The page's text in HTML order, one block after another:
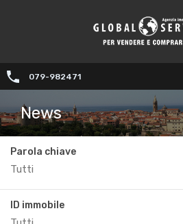
079-982471
News
Parola chiave
ID immobile